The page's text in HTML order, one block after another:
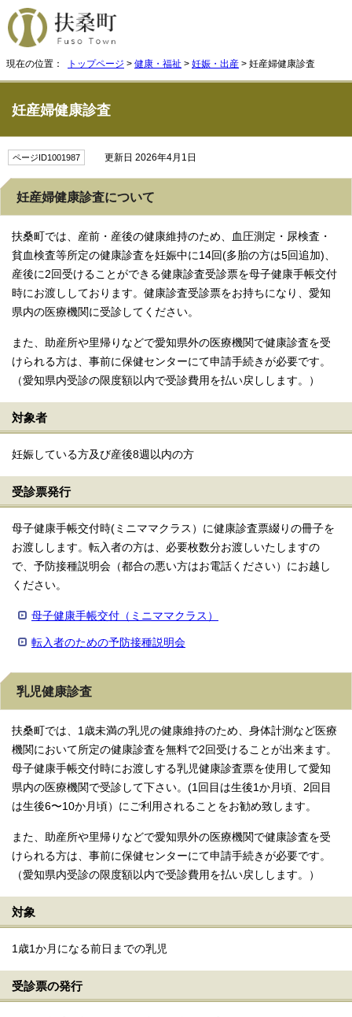
現在の位置： トップページ > 健康・福祉 > 妊娠・出産 > 妊産婦健康診査
妊産婦健康診査
ページID1001987 更新日 2026年4月1日
妊産婦健康診査について
扶桑町では、産前・産後の健康維持のため、血圧測定・尿検査・
貧血検査等所定の健康診査を妊娠中に14回(多胎の方は5回追加)、
産後に2回受けることができる健康診査受診票を母子健康手帳交付
時にお渡ししております。健康診査受診票をお持ちになり、愛知
県内の医療機関に受診してください。
また、助産所や里帰りなどで愛知県外の医療機関で健康診査を受
けられる方は、事前に保健センターにて申請手続きが必要です。
（愛知県内受診の限度額以内で受診費用を払い戻しします。）
対象者
妊娠している方及び産後8週以内の方
受診票発行
母子健康手帳交付時(ミニママクラス）に健康診査票綴りの冊子を
お渡しします。転入者の方は、必要枚数分お渡しいたしますの
で、予防接種説明会（都合の悪い方はお電話ください）にお越し
ください。
母子健康手帳交付（ミニママクラス）
転入者のための予防接種説明会
乳児健康診査
扶桑町では、1歳未満の乳児の健康維持のため、身体計測など医療
機関において所定の健康診査を無料で2回受けることが出来ます。
母子健康手帳交付時にお渡しする乳児健康診査票を使用して愛知
県内の医療機関で受診して下さい。(1回目は生後1か月頃、2回目
は生後6〜10か月頃）にご利用されることをお勧め致します。
また、助産所や里帰りなどで愛知県外の医療機関で健康診査を受
けられる方は、事前に保健センターにて申請手続きが必要です。
（愛知県内受診の限度額以内で受診費用を払い戻しします。）
対象
1歳1か月になる前日までの乳児
受診票の発行